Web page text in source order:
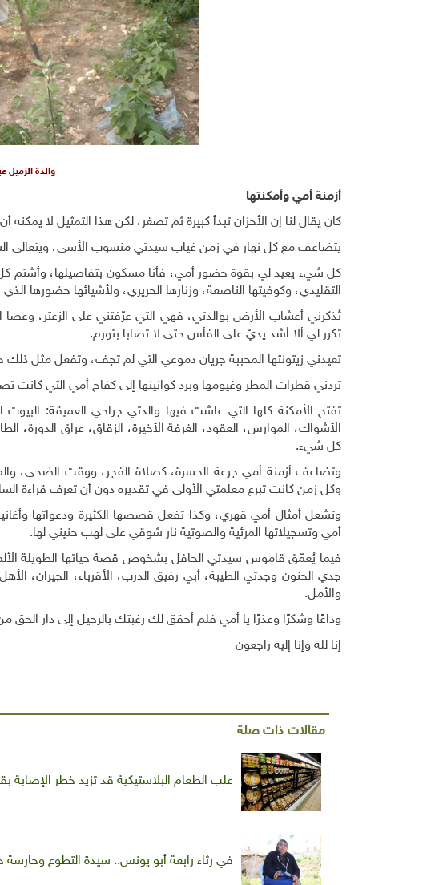
والدة الزميل
أزمنة أمي وأمكنتها
كان يقال لنا إن الأحزان تبدأ كبيرة ثم تصغر، لكن هذا التمثيل لا
يتضاعف مع كل نهار في زمن غياب سيدتي منسوب الأسى، ويتعالى
كل شيء يعيد لي بقوة حضور أمي، فأنا مسكون بتفاصيلها، وأشتم كل
التقليدي، وكوفيتها الناصعة، وزنارها الحريري، ولأشيائها حضورها
تُذكرني أعشاب الأرض بوالدتي، فهي التي عرّفتني على الزعتر، وعصا
تكرر لي ألا أشد يديّ على الفأس حتى لا تصابا بتورم.
تعيدني زيتونتها المحببة جريان دموعي التي لم تجف، وتفعل مثل ذلك
تردني قطرات المطر وغيومها وبرد كوانينها إلى كفاح أمي التي كانت
تفتح الأمكنة كلها التي عاشت فيها والدتي جراحي العميقة: البيوت
الأشواك، الموارس، العقود، الغرفة الأخيرة، الزقاق، عراق الدورة،
كل شيء.
وتضاعف أزمنة أمي جرعة الحسرة، كصلاة الفجر، ووقت الضحى،
وكل زمن كانت تبرع معلمتي الأولى في تقديره دون أن تعرف قراءة
وتشعل أمثال أمي قهري، وكذا تفعل قصصها الكثيرة ودعواتها
أمي وتسجيلاتها المرئية والصوتية نار شوقي على لهب حنيني لها.
فيما يُعمّق قاموس سيدتي الحافل بشخوص قصة حياتها الطويلة
جدي الحنون وجدتي الطيبة، أبي رفيق الدرب، الأقرباء، الجيران،
والأمل.
وداعًا وشكرًا وعذرًا يا أمي فلم أحقق لك رغبتك بالرحيل إلى دار
إنا لله وإنا إليه راجعون
مقالات ذات صلة
علب الطعام البلاستيكية قد تزيد خطر الإصابة
في رثاء رابعة أبو يونس.. سيدة التطوع وحارسة